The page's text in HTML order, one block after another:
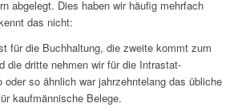
abgelegt. Dies haben wir häufig mehrfach
das nicht:
für die Buchhaltung, die zweite kommt zum
die dritte nehmen wir für die Intrastat-
oder so ähnlich war jahrzehntelang das übliche
kaufmännische Belege.